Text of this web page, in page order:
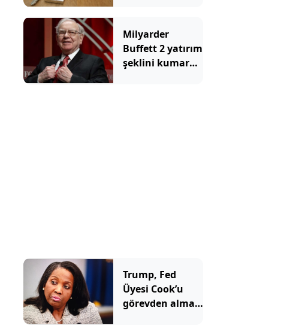
Milyarder
Buffett 2 yatırım
şeklini kumara
Trump, Fed
Üyesi Cook’u
görevden alma